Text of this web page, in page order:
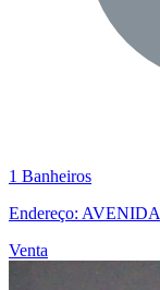
1 Banheiros
Endereço:
Venta